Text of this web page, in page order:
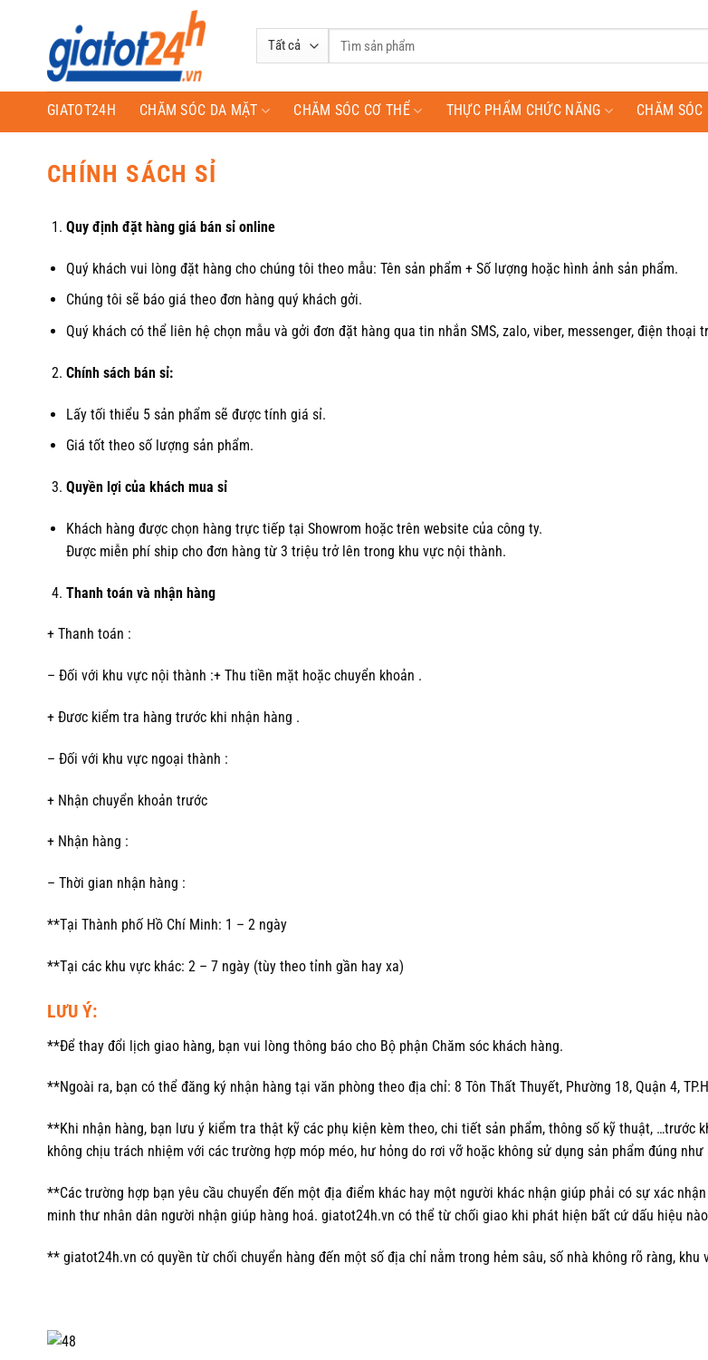
Tìm
GIATOT24H CHĂM SÓC DA MẶT CHĂM SÓC CƠ THỂ THỰC PHẨM CHỨC NĂNG CHĂM
CHÍNH SÁCH SỈ
Quy định đặt hàng giá bán sỉ online
Quý khách vui lòng đặt hàng cho chúng tôi theo mẫu: Tên sản phẩm + Số lượng hoặc hình ảnh sản phẩm.
Chúng tôi sẽ báo giá theo đơn hàng quý khách gởi.
Quý khách có thể liên hệ chọn mẫu và gởi đơn đặt hàng qua tin nhắn SMS, zalo, viber, messenger, điện
Chính sách bán sỉ:
Lấy tối thiểu 5 sản phẩm sẽ được tính giá sỉ.
Giá tốt theo số lượng sản phẩm.
Quyền lợi của khách mua sỉ
Khách hàng được chọn hàng trực tiếp tại Showrom hoặc trên website của công ty.
Được miễn phí ship cho đơn hàng từ 3 triệu trở lên trong khu vực nội thành.
Thanh toán và nhận hàng
+ Thanh toán :
– Đối với khu vực nội thành :+ Thu tiền mặt hoặc chuyển khoản .
+ Đươc kiểm tra hàng trước khi nhận hàng .
– Đối với khu vực ngoại thành :
+ Nhận chuyển khoản trước
+ Nhận hàng :
– Thời gian nhận hàng :
**Tại Thành phố Hồ Chí Minh: 1 – 2 ngày
**Tại các khu vực khác: 2 – 7 ngày (tùy theo tỉnh gần hay xa)
LƯU Ý:
**Để thay đổi lịch giao hàng, bạn vui lòng thông báo cho Bộ phận Chăm sóc khách hàng.
**Ngoài ra, bạn có thể đăng ký nhận hàng tại văn phòng theo địa chỉ: 8 Tôn Thất Thuyết, Phường 18, Quận 4,
**Khi nhận hàng, bạn lưu ý kiểm tra thật kỹ các phụ kiện kèm theo, chi tiết sản phẩm, thông số kỹ thuật, …trước
không chịu trách nhiệm với các trường hợp móp méo, hư hỏng do rơi vỡ hoặc không sử dụng sản phẩm đúng
**Các trường hợp bạn yêu cầu chuyển đến một địa điểm khác hay một người khác nhận giúp phải có sự xác
minh thư nhân dân người nhận giúp hàng hoá. giatot24h.vn có thể từ chối giao khi phát hiện bất cứ dấu hiệu
** giatot24h.vn có quyền từ chối chuyển hàng đến một số địa chỉ nằm trong hẻm sâu, số nhà không rõ ràng,